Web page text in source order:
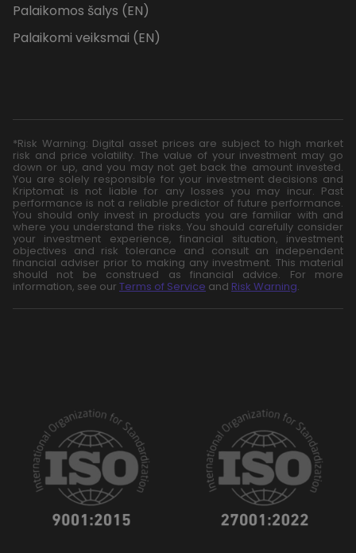
Palaikomos šalys (EN)
Palaikomi veiksmai (EN)
*Risk Warning: Digital asset prices are subject to high market
risk and price volatility. The value of your investment may go
down or up, and you may not get back the amount invested.
You are solely responsible for your investment decisions and
Kriptomat is not liable for any losses you may incur. Past
performance is not a reliable predictor of future performance.
You should only invest in products you are familiar with and
where you understand the risks. You should carefully consider
your investment experience, financial situation, investment
objectives and risk tolerance and consult an independent
financial adviser prior to making any investment. This material
should not be construed as financial advice. For more
information, see our Terms of Service and Risk Warning.